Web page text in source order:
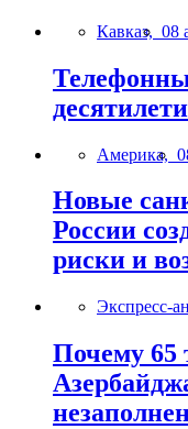
Кавказ, 08
Америка,
Новые
России
риски и
Экспресс-
Почему 65